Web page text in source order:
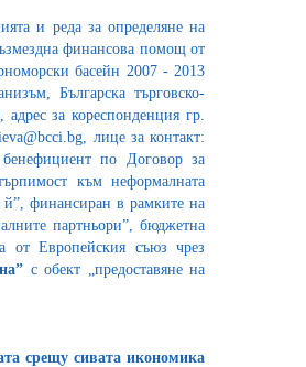
и реда за определяне на
финансова помощ от
басейн 2007 - 2013
Българска търговско-
за кореспонденция гр.
лице за контакт:
по Договор за
към неформалната
й”, финансиран в рамките на
партньори”, бюджетна
от Европейския съюз чрез
с обект „предоставяне на
срещу сивата икономика